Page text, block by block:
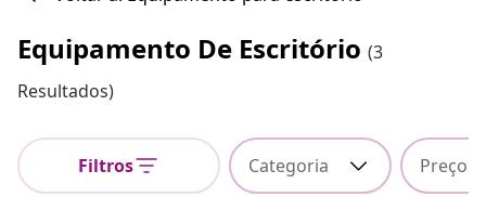
Equipamento De Escritório (3
Resultados)
Filtros Categoria Preço